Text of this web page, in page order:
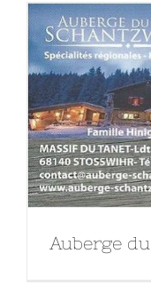
Auberge